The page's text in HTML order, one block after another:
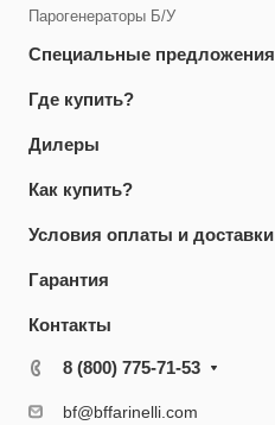
Парогенераторы Б/У
Специальные предложения
Где купить?
Дилеры
Как купить?
Условия оплаты и доставки
Гарантия
Контакты
8 (800) 775-71-53
bf@bffarinelli.com